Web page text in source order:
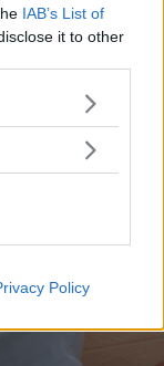
IAB’s List of
it to other
more Google
may click to
below Google
Policy
carote,
e magari
disponibile.